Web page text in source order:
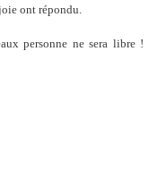
ont répondu.
personne ne sera libre !